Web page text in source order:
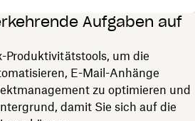
Aufgaben auf
Produktivitätstools, um die
E-Mail-Anhänge
zu optimieren und
damit Sie sich auf die